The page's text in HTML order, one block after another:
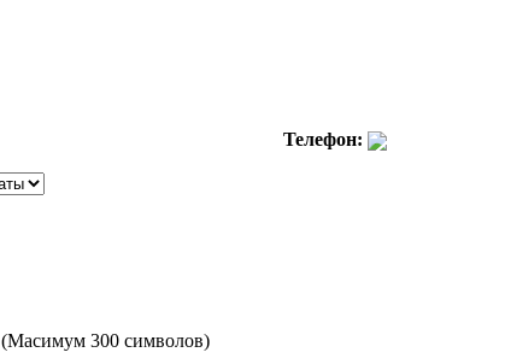
Телефон:
(Масимум 300 символов)